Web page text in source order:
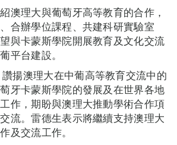
澳理大與葡萄牙高等教育的合作，
合辦學位課程、共建科研實驗室
與卡蒙斯學院開展教育及文化交流
平台建設。
揚澳理大在中葡高等教育交流中的
牙卡蒙斯學院的發展及在世界各地
作，期盼與澳理大推動學術合作項
流。雷德生表示將繼續支持澳理大
及交流工作。